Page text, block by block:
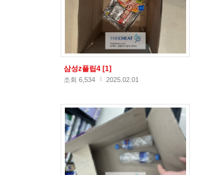
삼성z플립4 [1]
조회 6,534 2025.02.01